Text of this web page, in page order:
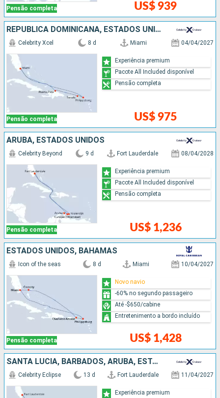
Pensão completa US$ 939
REPUBLICA DOMINICANA, ESTADOS UNIDOS
Pensão completa
Celebrity Xcel 8 d Miami 04/04/2027
US$ 975
Experiência premium
Pacote All Included disponível
Pensão completa
ARUBA, ESTADOS UNIDOS
Pensão completa
Celebrity Beyond 9 d Fort Lauderdale 08/04/2028
US$ 1,236
Experiência premium
Pacote All Included disponível
Pensão completa
ESTADOS UNIDOS, BAHAMAS
Pensão completa
Icon of the seas 8 d Miami 10/04/2027
US$ 1,428
Novo navio
-60% no segundo passageiro
Até -$650/cabine
Entretenimento a bordo incluído
SANTA LUCIA, BARBADOS, ARUBA, ESTADOS UNIDOS
Celebrity Eclipse 13 d Fort Lauderdale 11/04/2027
Experiência premium